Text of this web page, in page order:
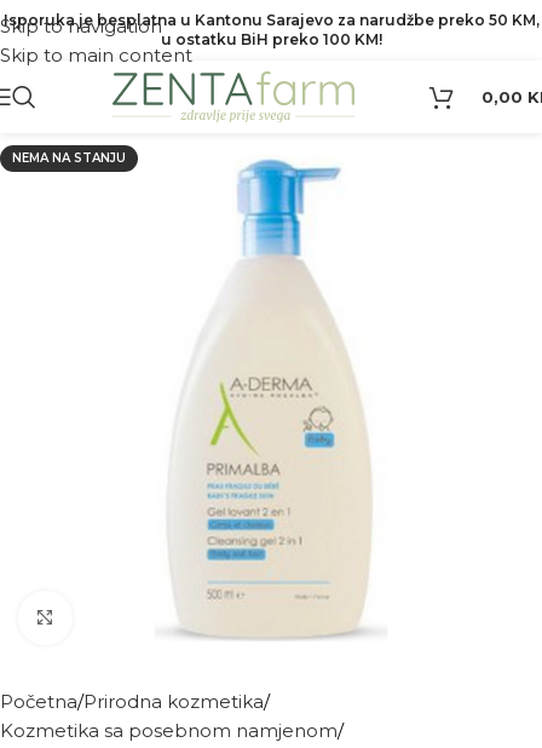
Skip to navigation
Skip to main content
Isporuka je besplatna u Kantonu Sarajevo za narudžbe preko 50 KM,
u ostatku BiH preko 100 KM!
0,00
NEMA NA STANJU
Početna Prirodna kozmetika
Kozmetika sa posebnom namjenom